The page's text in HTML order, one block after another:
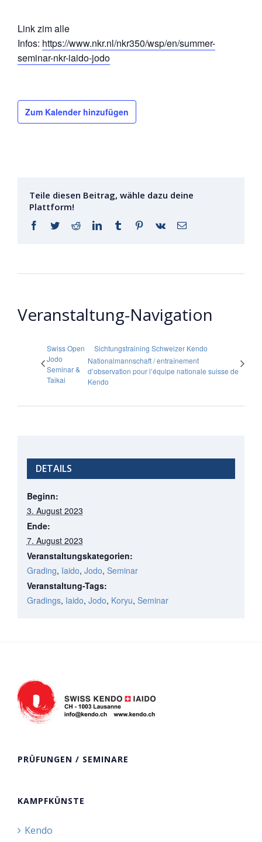
Link zim alle
Infos: https://www.nkr.nl/nkr350/wsp/en/summer-
seminar-nkr-iaido-jodo
Zum Kalender hinzufügen
Teile diesen Beitrag, wähle dazu deine
Plattform!
Facebook
TwitterRedditLinkedInTumblr Pinterest
Vk
E-
Veranstaltung-Navigation
Swiss Open
Jodo
Seminar &
Taikai
Sichtungstraining Schweizer Kendo
Nationalmannschaft / entraînement
d’observation pour l’équipe nationale suisse de
Kendo
DETAILS
Beginn:
3. August 2023
Ende:
7. August 2023
Veranstaltungskategorien:
Grading, Iaido, Jodo, Seminar
Veranstaltung-Tags:
Gradings, Iaido, Jodo, Koryu, Seminar
PRÜFUNGEN / SEMINARE
KAMPFKÜNSTE
Kendo